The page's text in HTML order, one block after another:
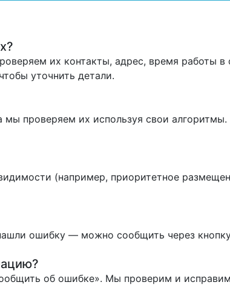
их контакты, адрес, время работы
уточнить детали.
проверяем их используя свои
(например, приоритетное
ошибку — можно сообщить через
об ошибке». Мы проверим и